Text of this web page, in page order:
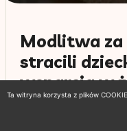
Modlitwa
stracili
wsparcia w
24 stycznia 2026
Ta witryna korzysta z plików